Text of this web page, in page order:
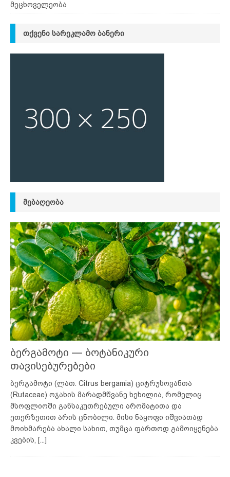
მეცხოველეობა
ᲗᲥᲕᲔᲜᲘ ᲡᲐᲠᲔᲙᲚᲐᲛᲝ ᲑᲐᲜᲔᲠᲘ
ᲛᲔᲑᲐᲦᲔᲝᲑᲐ
ბერგამოტი — ბოტანიკური
თავისებურებები
ბერგამოტი (ლათ. Citrus bergamia) ციტრუსოვანთა
(Rutaceae) ოჯახის მარადმწვანე ხეხილია, რომელიც
მსოფლიოში განსაკუთრებული არომატითა და
ეთერზეთით არის ცნობილი. მისი ნაყოფი იშვიათად
მოიხმარება ახალი სახით, თუმცა ფართოდ გამოიყენება
კვების,
[...]